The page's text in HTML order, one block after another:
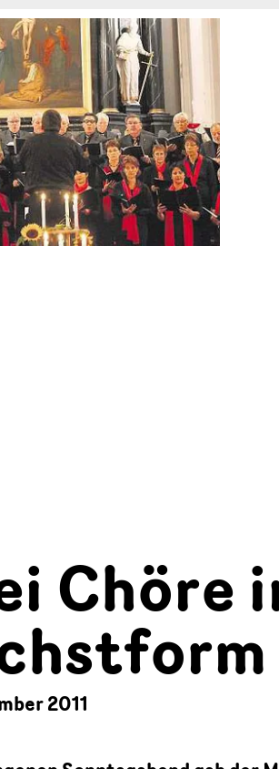
Chöre
2011